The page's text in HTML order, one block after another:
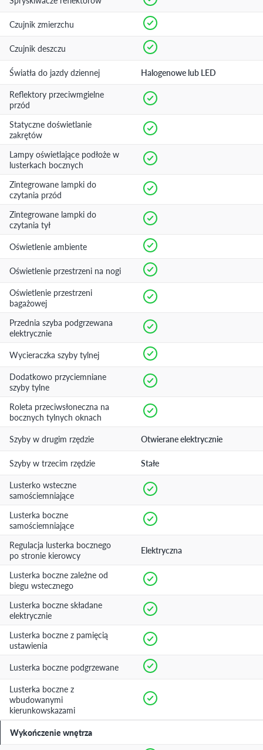
Czujnik zmierzchu
Czujnik deszczu
Światła do jazdy dziennej
Halogenowe lub LED
Reflektory przeciwmgielne
przód
Statyczne doświetlanie
zakrętów
Lampy oświetlające podłoże w
lusterkach bocznych
Zintegrowane lampki do
czytania przód
Zintegrowane lampki do
czytania tył
Oświetlenie ambiente
Oświetlenie przestrzeni na nogi
Oświetlenie przestrzeni
bagażowej
Przednia szyba podgrzewana
elektrycznie
Wycieraczka szyby tylnej
Dodatkowo przyciemniane
szyby tylne
Roleta przeciwsłoneczna na
bocznych tylnych oknach
Szyby w drugim rzędzie
Otwierane elektrycznie
Szyby w trzecim rzędzie
Stałe
Lusterko wsteczne
samościemniające
Lusterka boczne
samościemniające
Regulacja lusterka bocznego
po stronie kierowcy
Elektryczna
Lusterka boczne zależne od
biegu wstecznego
Lusterka boczne składane
elektrycznie
Lusterka boczne z pamięcią
ustawienia
Lusterka boczne podgrzewane
Lusterka boczne z
wbudowanymi
kierunkowskazami
Wykończenie wnętrza